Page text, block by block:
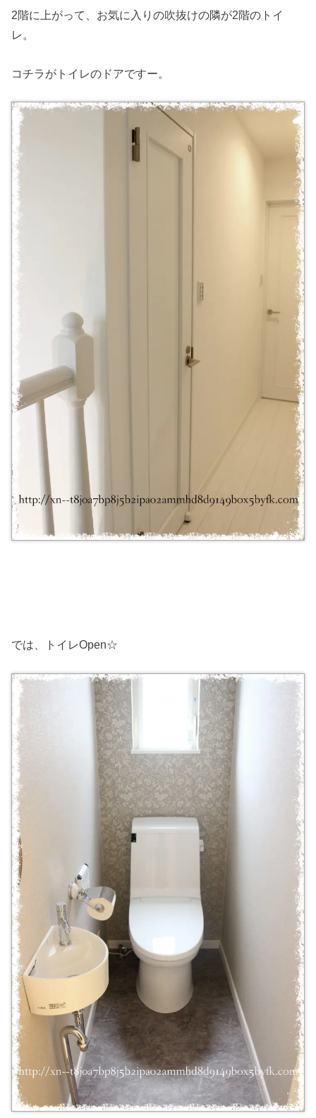
2階に上がって、お気に入りの吹抜けの隣が2階のトイ
レ。
コチラがトイレのドアですー。
では、トイレOpen☆